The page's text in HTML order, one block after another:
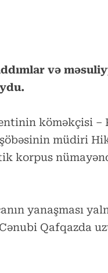
və
köməkçisi –
müdiri
korpus
yanaşması
Qafqazda